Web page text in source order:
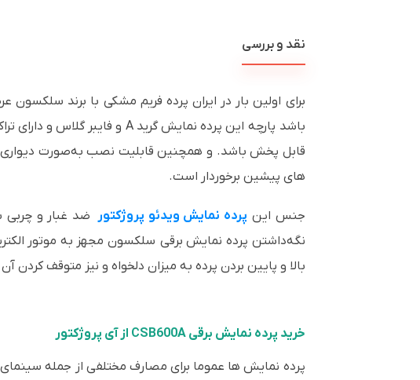
نقد و بررسی
برای اولین بار در ایران پرده فریم مشکی با برند
باشد پارچه این پرده نمایش گریدA و فایبر گلاس و دارای
قابل پخش باشد. و همچنین قابلیت نصب به‌صورت دیواری
های پیشین برخوردار است.
جنس این پرده نمایش ویدئو پروژکتور ضد غبار و
نگه‌داشتن پرده نمایش برقی سلکسون مجهز به موتور
بالا و پایین بردن پرده به میزان دلخواه و نیز متوقف
خرید پرده نمایش برقی CSB600A از آی پروژکتور
پرده نمایش ها عموما برای مصارف مختلفی از جمله